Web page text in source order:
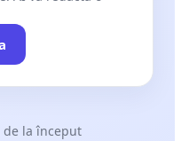
la început